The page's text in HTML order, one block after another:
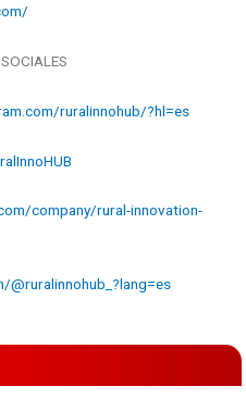
ruralinnohub/?hl=es
company/rural-innovation-